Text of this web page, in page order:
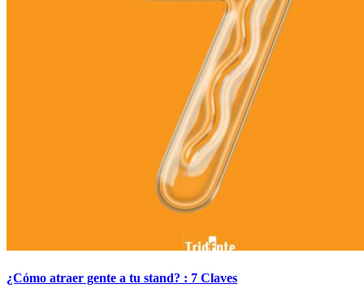
¿Cómo atraer gente a tu stand? : 7 Claves